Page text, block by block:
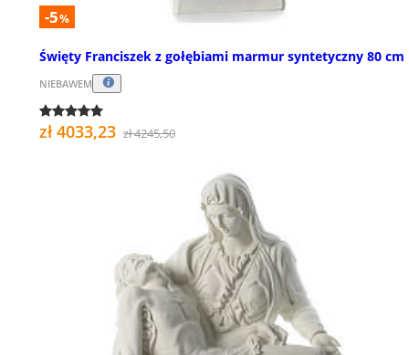
-5%
Święty Franciszek z gołębiami marmur syntetyczny 80 cm
NIEBAWEM
zł 4033,23 zł 4245,50